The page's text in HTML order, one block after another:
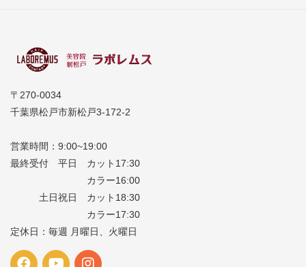
〒270-0034
千葉県松戸市新松戸3-172-2
営業時間：9:00~19:00
最終受付 平日 カット17:30
カラー16:00
土日祝日 カット18:30
カラー17:30
定休日：毎週 月曜日、火曜日